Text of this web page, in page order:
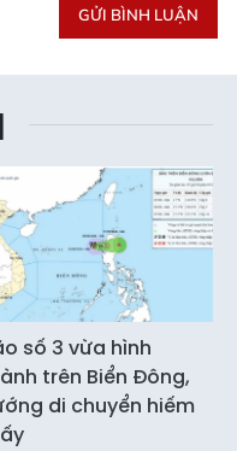
GỬI BÌNH LUẬN
số 3 vừa hình
trên Biển Đông,
di chuyển hiếm